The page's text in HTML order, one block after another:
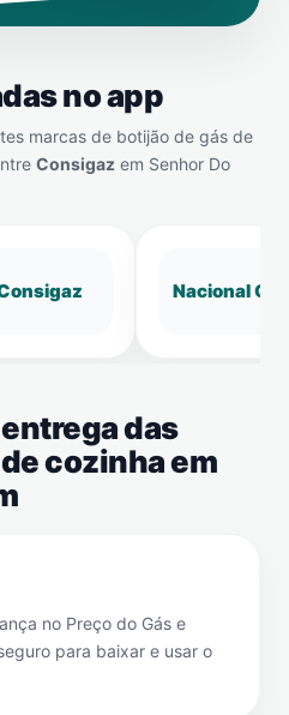
no app
marcas de botijão de gás de
Consigaz em Senhor Do
Nacional Gás
das
cozinha em
no Preço do Gás e
para baixar e usar o